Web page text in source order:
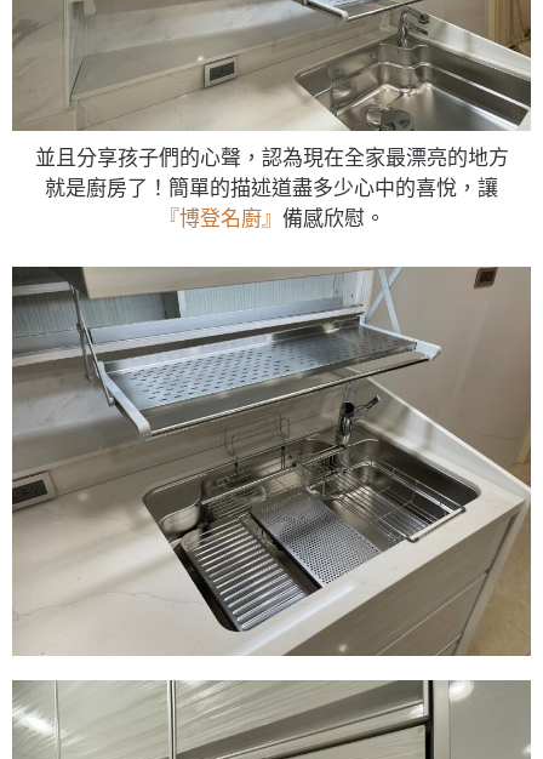
並且分享孩子們的心聲，認為現在全家最漂亮的地方
就是廚房了！簡單的描述道盡多少心中的喜悅，讓
『博登名廚』 備感欣慰。